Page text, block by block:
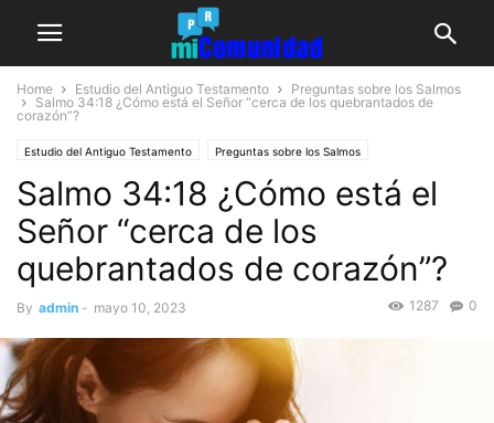
Home Estudio del Antiguo Testamento
Preguntas sobre los Salmos
Salmo 34:18 ¿Cómo está el Señor “cerca de los quebrantados de
corazón”?
Estudio del Antiguo Testamento Preguntas sobre los Salmos
Salmo 34:18 ¿Cómo está el
Señor “cerca de los
quebrantados de corazón”?
By admin - mayo 10, 2023 0
1287